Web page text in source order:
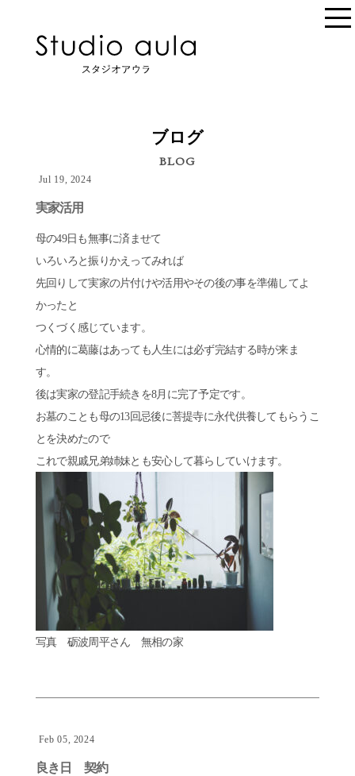
ブログ
BLOG
Jul 19, 2024
実家活用
母の49日も無事に済ませて
いろいろと振りかえってみれば
先回りして実家の片付けや活用やその後の事を準備してよ
かったと
つくづく感じています。
心情的に葛藤はあっても人生には必ず完結する時が来ま
す。
後は実家の登記手続きを8月に完了予定です。
お墓のことも母の13回忌後に菩提寺に永代供養してもらうこ
とを決めたので
これで親戚兄弟姉妹とも安心して暮らしていけます。
写真 砺波周平さん 無相の家
Feb 05, 2024
良き日 契約